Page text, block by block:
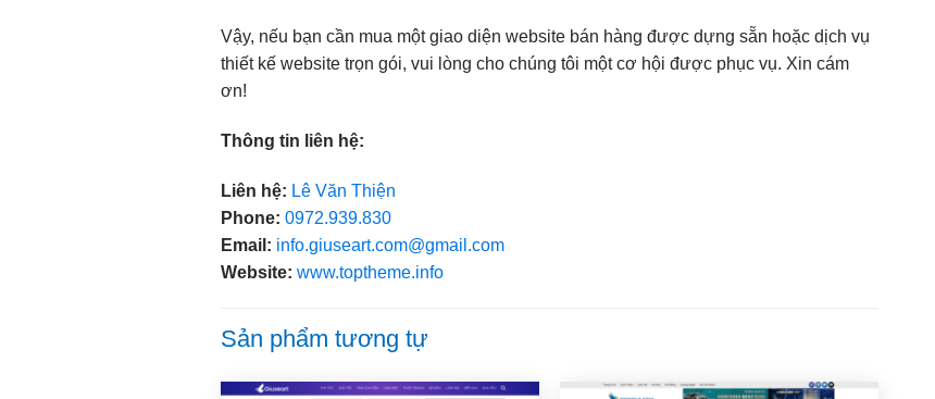
Vậy, nếu bạn cần mua một giao diện website bán hàng được dựng sẵn hoặc dịch vụ
thiết kế website trọn gói, vui lòng cho chúng tôi một cơ hội được phục vụ. Xin cám
ơn!
Thông tin liên hệ:
Liên hệ: Lê Văn Thiện
Phone: 0972.939.830
Email: info.giuseart.com@gmail.com
Website: www.toptheme.info
Sản phẩm tương tự